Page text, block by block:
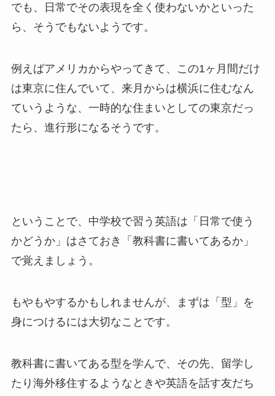
でも、日常でその表現を全く使わないかといった
ら、そうでもないようです。
例えばアメリカからやってきて、この1ヶ月間だけ
は東京に住んでいて、来月からは横浜に住むなん
ていうような、一時的な住まいとしての東京だっ
たら、進行形になるそうです。
ということで、中学校で習う英語は「日常で使う
かどうか」はさておき「教科書に書いてあるか」
で覚えましょう。
もやもやするかもしれませんが、まずは「型」を
身につけるには大切なことです。
教科書に書いてある型を学んで、その先、留学し
たり海外移住するようなときや英語を話す友だち